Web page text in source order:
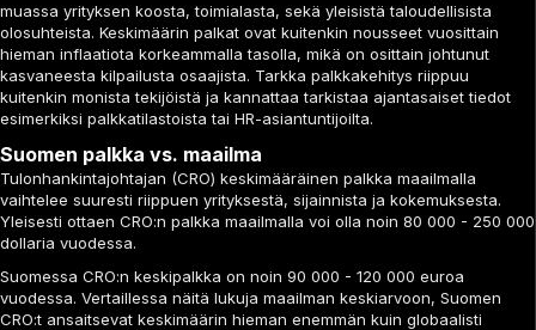
muassa yrityksen koosta, toimialasta, sekä yleisistä taloudellisista
olosuhteista. Keskimäärin palkat ovat kuitenkin nousseet vuosittain
hieman inflaatiota korkeammalla tasolla, mikä on osittain johtunut
kasvaneesta kilpailusta osaajista. Tarkka palkkakehitys riippuu
kuitenkin monista tekijöistä ja kannattaa tarkistaa ajantasaiset tiedot
esimerkiksi palkkatilastoista tai HR-asiantuntijoilta.
Suomen palkka vs. maailma
Tulonhankintajohtajan (CRO) keskimääräinen palkka maailmalla
vaihtelee suuresti riippuen yrityksestä, sijainnista ja kokemuksesta.
Yleisesti ottaen CRO:n palkka maailmalla voi olla noin 80 000 - 250 000
dollaria vuodessa.
Suomessa CRO:n keskipalkka on noin 90 000 - 120 000 euroa
vuodessa. Vertaillessa näitä lukuja maailman keskiarvoon, Suomen
CRO:t ansaitsevat keskimäärin hieman enemmän kuin globaalisti